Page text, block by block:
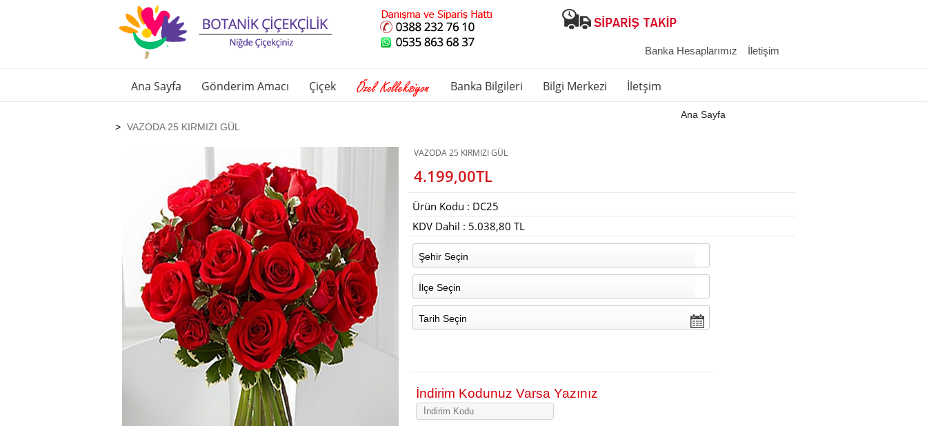
Banka Hesaplarımız İletişim
Ana Sayfa Gönderim Amacı Çiçek Banka Bilgileri Bilgi Merkezi İletşim
Ana Sayfa
VAZODA 25 KIRMIZI GÜL
VAZODA 25 KIRMIZI GÜL
4.199,00TL
Ürün Kodu : DC25
KDV Dahil : 5.038,80 TL
Şehir Seçin
İlçe Seçin
Tarih Seçin
İndirim Kodunuz Varsa Yazınız